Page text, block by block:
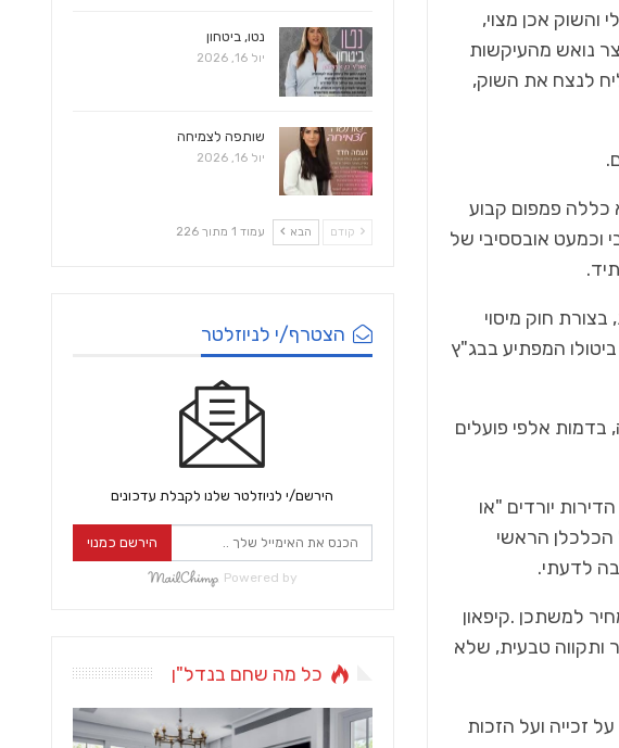
מלחמת‭ ‬התשה‭ ‬‮–‬‭ ‬זה‭ ‬מה‭ ‬שהיה‭ ‬לנו‭ ‬בשנה‭ ‬האחרונה‭ ‬בשוק‭ ‬הנדל‭"‬ן‭ ‬הישראלי‭ ‬והשוק‭ ‬אכן‭ ‬מצוי‭,
‬של‭ ‬הישראלים‭ ‬לשלם‭ ‬יותר‭ ‬עבור‭ ‬דירות‭ ‬מגורים‭ ‬והחליט‭ ‬כי‭ ‬אם‭ ‬הוא‭ ‬לא‭ ‬מצליח‭ ‬לנצח‭ ‬את‭ ‬השוק,
נטו, ביטחון
יול 16, 2026
שותפה לצמיחה
יול 16, 2026
קודם הבא עמוד 1 מתוך 226
הצטרף/י לניוזלטר
הירשם/י לניוזלטר שלנו לקבלת עדכונים
הירשם כמנוי
Powered by
כל מה שחם בנדל"ן